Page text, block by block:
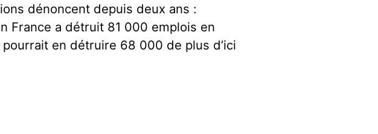
dénoncent depuis deux ans :
France a détruit 81 000 emplois en
en détruire 68 000 de plus d’ici